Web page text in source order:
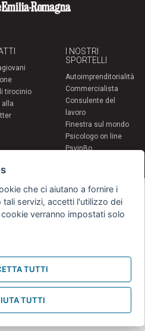
tirocinio
alla
I NOSTRI
SPORTELLI
Autoimprenditorialità
Commercialista
Consulente del
lavoro
Finestra sul mondo
Psicologo on line
PsyinBo
all'estero
6 - 40124 Bologna
che ci aiutano a fornire i
servizi, accetti l'utilizzo dei
verranno impostati solo
TUTTI
TUTTI